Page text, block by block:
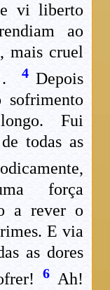
vi liberto
ao
mais cruel
4Depois
Fui
todas as
força
a rever o
E via
as dores
6Ah!